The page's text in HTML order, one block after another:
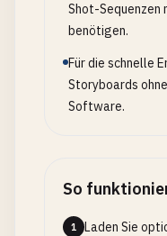
Shot-Sequenzen
benötigen.
Für die schnelle
Storyboards
Software.
So
1
Laden Sie